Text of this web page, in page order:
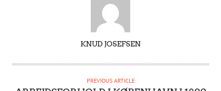
T
KNUD JOSEFSEN
PREVIOUS ARTICLE